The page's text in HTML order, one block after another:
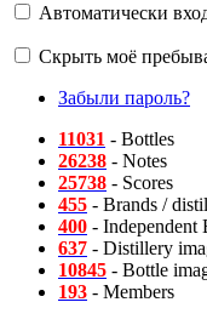
Автоматически
Скрыть моё
Забыли пароль?
11031 - Bottles
26238 - Notes
25738 - Scores
455 - Brands /
400 - Independent
637 - Distillery
10845 - Bottle
193 - Members